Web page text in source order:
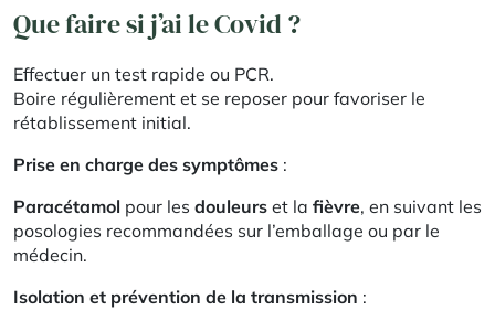
Que faire si j’ai le Covid ?
Effectuer un test rapide ou PCR.
Boire régulièrement et se reposer pour favoriser le
rétablissement initial.
Prise en charge des symptômes :
Paracétamol pour les douleurs et la fièvre, en suivant les
posologies recommandées sur l’emballage ou par le
médecin.
Isolation et prévention de la transmission :